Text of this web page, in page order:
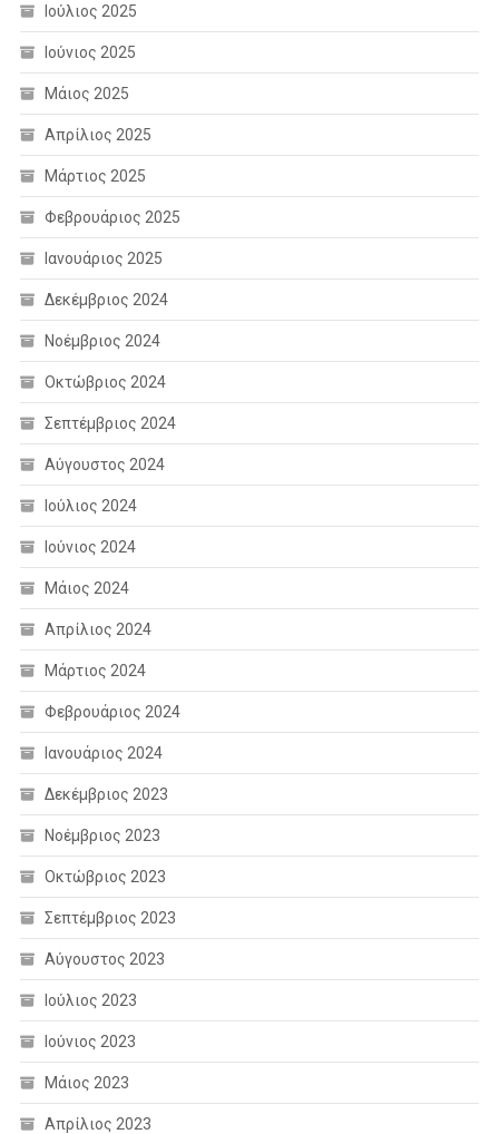
Ιούλιος 2025
Ιούνιος 2025
Μάιος 2025
Απρίλιος 2025
Μάρτιος 2025
Φεβρουάριος 2025
Ιανουάριος 2025
Δεκέμβριος 2024
Νοέμβριος 2024
Οκτώβριος 2024
Σεπτέμβριος 2024
Αύγουστος 2024
Ιούλιος 2024
Ιούνιος 2024
Μάιος 2024
Απρίλιος 2024
Μάρτιος 2024
Φεβρουάριος 2024
Ιανουάριος 2024
Δεκέμβριος 2023
Νοέμβριος 2023
Οκτώβριος 2023
Σεπτέμβριος 2023
Αύγουστος 2023
Ιούλιος 2023
Ιούνιος 2023
Μάιος 2023
Απρίλιος 2023